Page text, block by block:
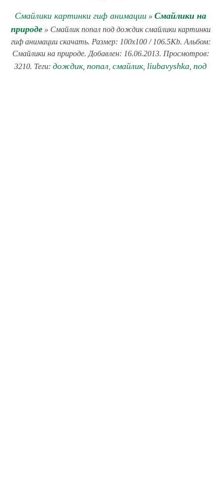
Смайлики картинки гиф анимации » Смайлики на
природе» Смайлик попал под дождик смайлики картинки
гиф анимации скачать. Размер: 100x100 / 106.5Kb. Альбом:
Смайлики на природе. Добавлен: 16.06.2013. Просмотров:
3210. Теги: дождик, попал смайлик, liubavyshka под